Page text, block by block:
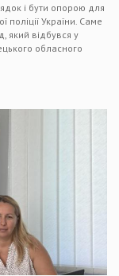
і бути опорою для
поліції України. Саме
який відбувся у
обласного